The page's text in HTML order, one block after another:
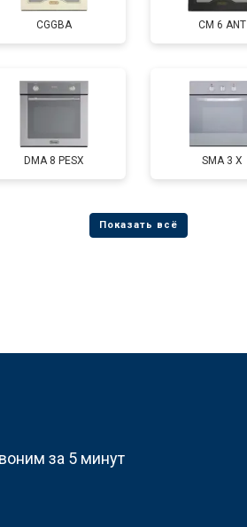
CGGBA CM 6 ANT
DMA 8 PESX SMA 3 X
за 5 минут